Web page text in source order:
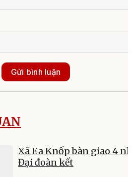
Gửi bình luận
Xã Ea Knốp bàn giao 4
Đại đoàn kết